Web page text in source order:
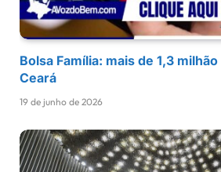
Bolsa Família: mais de 1,3
Ceará
19 de junho de 2026